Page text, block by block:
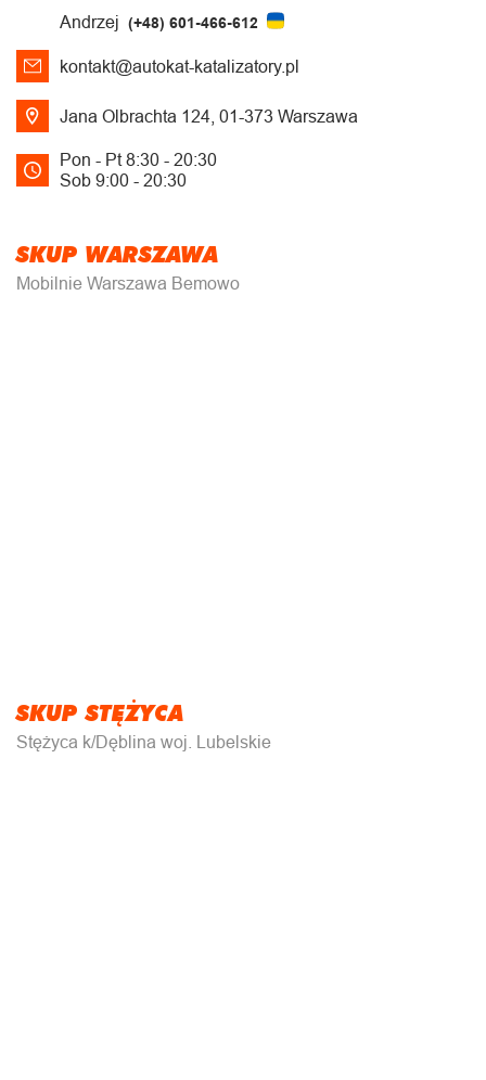
Andrzej (+48) 601-466-612
kontakt@autokat-katalizatory.pl
Jana Olbrachta 124, 01-373 Warszawa
Pon - Pt 8:30 - 20:30
Sob 9:00 - 20:30
SKUP WARSZAWA
Mobilnie Warszawa Bemowo
SKUP STĘŻYCA
Stężyca k/Dęblina woj. Lubelskie